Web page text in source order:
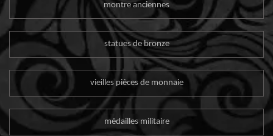
montre anciennes
statues de bronze
vieilles pièces de monnaie
médailles militaire